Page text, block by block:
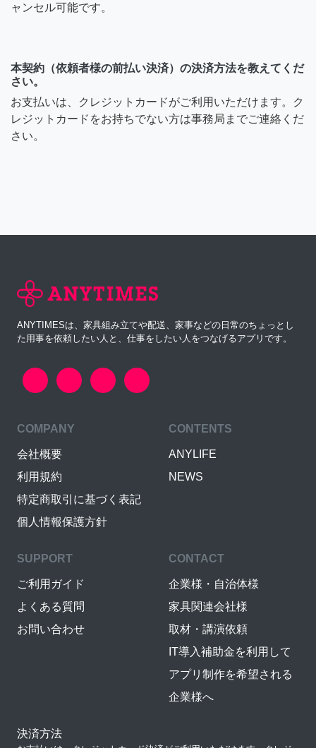
ャンセル可能です。
本契約（依頼者様の前払い決済）の決済方法を教えてくだ
さい。
お支払いは、クレジットカードがご利用いただけます。ク
レジットカードをお持ちでない方は事務局までご連絡くだ
さい。
ANYTIMESは、家具組み立てや配送、家事などの日常のちょっとし
た用事を依頼したい人と、仕事をしたい人をつなげるアプリです。
COMPANY
会社概要
利用規約
特定商取引に基づく表記
個人情報保護方針
CONTENTS
ANYLIFE
NEWS
SUPPORT
ご利用ガイド
よくある質問
お問い合わせ
CONTACT
企業様・自治体様
家具関連会社様
取材・講演依頼
IT導入補助金を利用して
アプリ制作を希望される
企業様へ
決済方法